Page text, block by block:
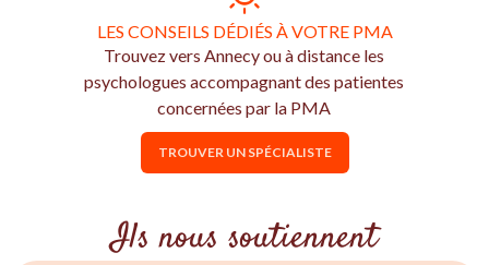
LES CONSEILS DÉDIÉS À VOTRE PMA
Trouvez vers Annecy ou à distance les
psychologues accompagnant des patientes
concernées par la PMA
TROUVER UN SPÉCIALISTE
Ils nous soutiennent